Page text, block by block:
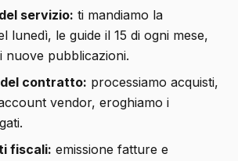
servizio: ti mandiamo la
lunedì, le guide il 15 di ogni mese,
nuove pubblicazioni.
contratto: processiamo acquisti,
vendor, eroghiamo i
fiscali: emissione fatture e